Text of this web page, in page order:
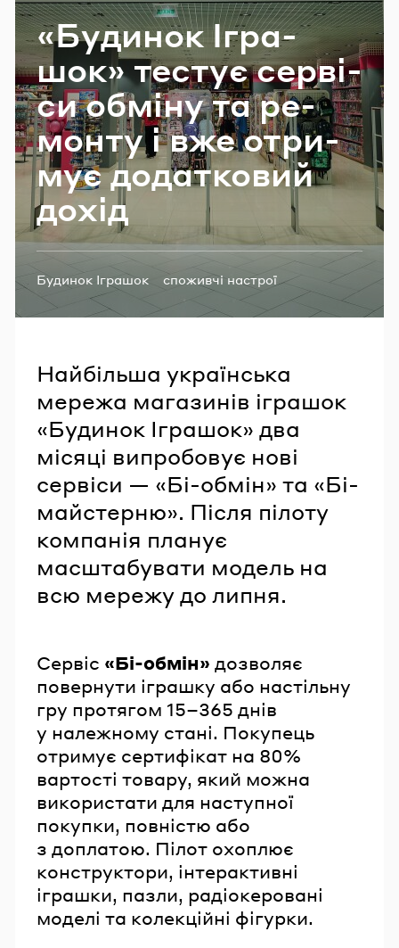
«Бу­ди­нок Ігра­
шок» те­стує сер­ві­
си обмі­ну та ре­
мон­ту і вже отри­
мує до­да­тко­вий
дохід
Теги:
Будинок Іграшок споживчі настрої
Найбільша українська
мережа магазинів іграшок
«Будинок Іграшок» два
місяці випробовує нові
сервіси — «Бі-обмін» та «Бі-
майстерню». Після пілоту
компанія планує
масштабувати модель на
всю мережу до липня.
Сервіс «Бі-обмін» дозволяє
повернути іграшку або настільну
гру протягом 15–365 днів
у належному стані. Покупець
отримує сертифікат на 80%
вартості товару, який можна
використати для наступної
покупки, повністю або
з доплатою. Пілот охоплює
конструктори, інтерактивні
іграшки, пазли, радіокеровані
моделі та колекційні фігурки.
Email
Пароль
Забули пароль?
УВІЙТИ